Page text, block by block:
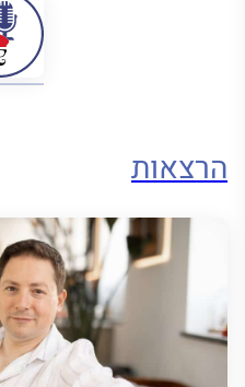
הרצאות